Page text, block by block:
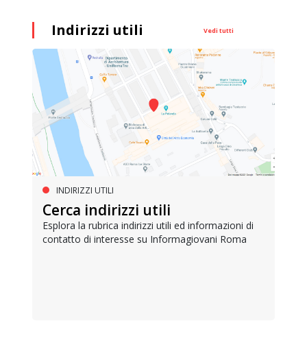
Indirizzi utili Vedi tutti
INDIRIZZI UTILI
Cerca indirizzi utili
Esplora la rubrica indirizzi utili ed informazioni di
contatto di interesse su Informagiovani Roma